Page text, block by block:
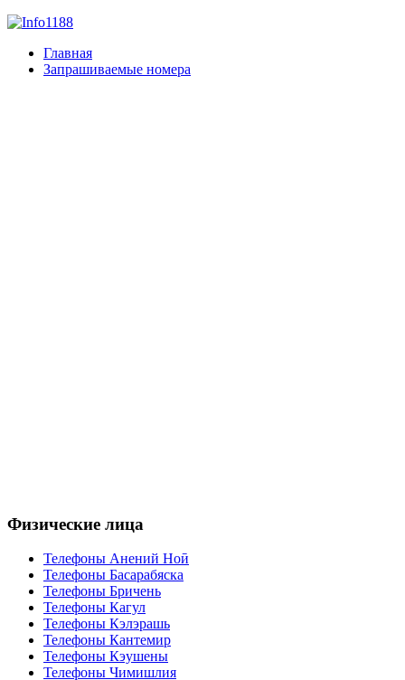
Главная
Запрашиваемые номера
Физические лица
Телефоны Анений Ноӣ
Телефоны Басарабяска
Телефоны Бричень
Телефоны Кагул
Телефоны Кэлэрашь
Телефоны Кантемир
Телефоны Кэушены
Телефоны Чимишлия